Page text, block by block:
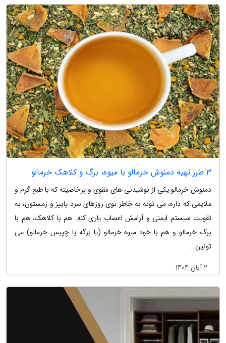
3 طرز تهیه دمنوش خرمالو با میوه، برگ و کلاهک خرمالو
دمنوش خرمالو یکی از نوشیدنی های مقوی و پرخاصیته که با طبع گرم و
ملایمی که داره، می تونه به خاطر توی روزهای سرد پاییز و زمستون، به
تقویت سیستم ایمنی و آرامش اعصاب یاری کنه. هم با کلاهک، هم با
برگ خرمالو و هم با خود میوه خرمالو (یا برگه یا چپیس خرمالو) می
تونین...
2 آبان 1404